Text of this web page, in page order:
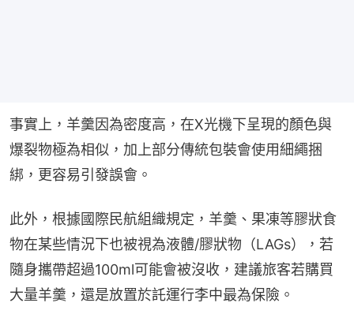
事實上，羊羹因為密度高，在X光機下呈現的顏色與
爆裂物極為相似，加上部分傳統包裝會使用細繩捆
綁，更容易引發誤會。
此外，根據國際民航組織規定，羊羹、果凍等膠狀食
物在某些情況下也被視為液體/膠狀物（LAGs），若
隨身攜帶超過100ml可能會被沒收，建議旅客若購買
大量羊羹，還是放置於託運行李中最為保險。